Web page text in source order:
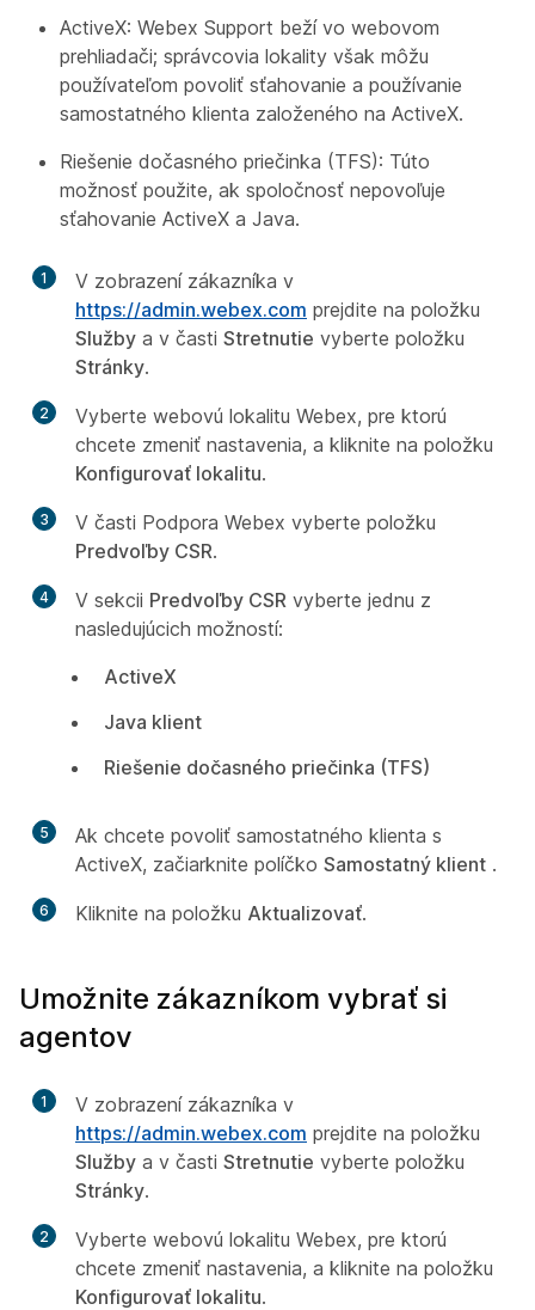
ActiveX: Webex Support beží vo webovom
prehliadači; správcovia lokality však môžu
používateľom povoliť sťahovanie a používanie
samostatného klienta založeného na ActiveX.
Riešenie dočasného priečinka (TFS): Túto
možnosť použite, ak spoločnosť nepovoľuje
sťahovanie ActiveX a Java.
1
V zobrazení zákazníka v
https://admin.webex.com prejdite na položku
Služby a v časti Stretnutie vyberte položku
Stránky.
2
Vyberte webovú lokalitu Webex, pre ktorú
chcete zmeniť nastavenia, a kliknite na položku
Konfigurovať lokalitu.
3
V časti Podpora Webex vyberte položku
Predvoľby CSR.
4 V sekcii Predvoľby CSR vyberte jednu z
nasledujúcich možností:
ActiveX
Java klient
Riešenie dočasného priečinka (TFS)
5
Ak chcete povoliť samostatného klienta s
ActiveX, začiarknite políčko Samostatný klient .
6 Kliknite na položku Aktualizovať.
Umožnite zákazníkom vybrať si
agentov
1
V zobrazení zákazníka v
https://admin.webex.com prejdite na položku
Služby a v časti Stretnutie vyberte položku
Stránky.
2
Vyberte webovú lokalitu Webex, pre ktorú
chcete zmeniť nastavenia, a kliknite na položku
Konfigurovať lokalitu.